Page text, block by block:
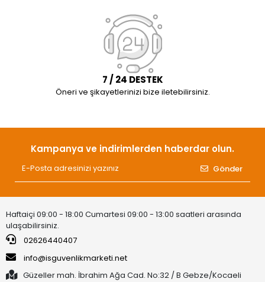
7 / 24 DESTEK
Öneri ve şikayetlerinizi bize iletebilirsiniz.
Kampanya ve indirimlerden haberdar olun.
Gönder
Haftaiçi 09:00 - 18:00 Cumartesi 09:00 - 13:00 saatleri arasında
ulaşabilirsiniz.
02626440407
info@isguvenlikmarketi.net
Güzeller mah. İbrahim Ağa Cad. No:32 / B Gebze/Kocaeli